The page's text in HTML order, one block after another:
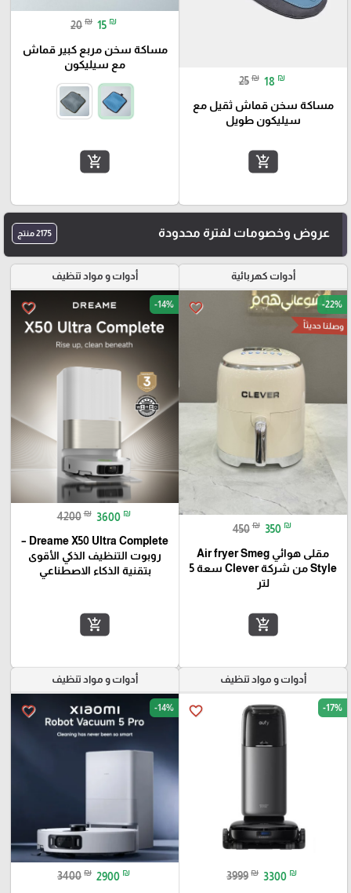
25 ₪ 18 ₪
مساكة سخن قماش ثقيل مع
سيليكون طويل
add_shopping_cart
20 ₪ 15 ₪
مساكة سخن مربع كبير قماش
مع سيليكون
add_shopping_cart
عروض وخصومات لفترة محدودة 2175 منتج
أدوات كهربائية
favorite_border -22%
وصلنا حديثاً
450 ₪ 350 ₪
مقلى هوائي Air fryer Smeg
Style من شركة Clever سعة 5
لتر
add_shopping_cart
أدوات و مواد تنظيف
favorite_border -14%
4200 ₪ 3600 ₪
Dreame X50 Ultra Complete –
روبوت التنظيف الذكي الأقوى
بتقنية الذكاء الاصطناعي
add_shopping_cart
أدوات و مواد تنظيف
favorite_border -17%
3999 ₪ 3300 ₪
أدوات و مواد تنظيف
favorite_border -14%
3400 ₪ 2900 ₪